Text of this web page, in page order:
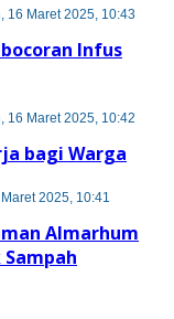
16 Maret 2025, 10:43
Infus
16 Maret 2025, 10:42
bagi Warga
2025, 10:41
Almarhum